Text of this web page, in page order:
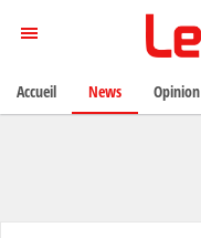
Accueil News Opinion